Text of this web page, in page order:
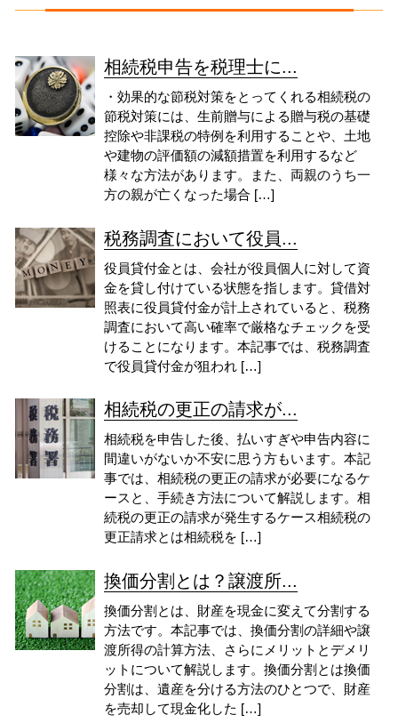
相続税申告を税理士に...
・効果的な節税対策をとってくれる相続税の
節税対策には、生前贈与による贈与税の基礎
控除や非課税の特例を利用することや、土地
や建物の評価額の減額措置を利用するなど
様々な方法があります。また、両親のうち一
方の親が亡くなった場合 […]
税務調査において役員...
役員貸付金とは、会社が役員個人に対して資
金を貸し付けている状態を指します。貸借対
照表に役員貸付金が計上されていると、税務
調査において高い確率で厳格なチェックを受
けることになります。本記事では、税務調査
で役員貸付金が狙われ […]
相続税の更正の請求が...
相続税を申告した後、払いすぎや申告内容に
間違いがないか不安に思う方もいます。本記
事では、相続税の更正の請求が必要になるケ
ースと、手続き方法について解説します。相
続税の更正の請求が発生するケース相続税の
更正請求とは相続税を […]
換価分割とは？譲渡所...
換価分割とは、財産を現金に変えて分割する
方法です。本記事では、換価分割の詳細や譲
渡所得の計算方法、さらにメリットとデメリ
ットについて解説します。換価分割とは換価
分割は、遺産を分ける方法のひとつで、財産
を売却して現金化した […]